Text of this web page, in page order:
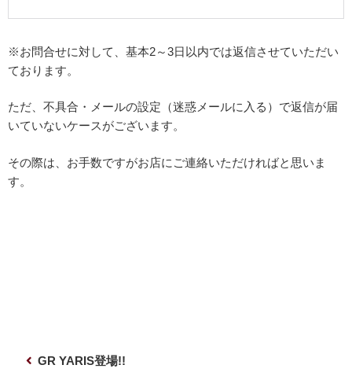
※お問合せに対して、基本2～3日以内では返信させていただい
ております。
ただ、不具合・メールの設定（迷惑メールに入る）で返信が届
いていないケースがございます。
その際は、お手数ですがお店にご連絡いただければと思いま
す。
GR YARIS登場!!